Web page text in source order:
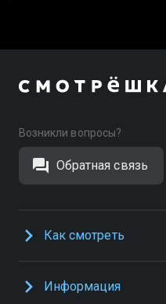
Возникли вопросы?
Обратная связь
Как смотреть
Информация